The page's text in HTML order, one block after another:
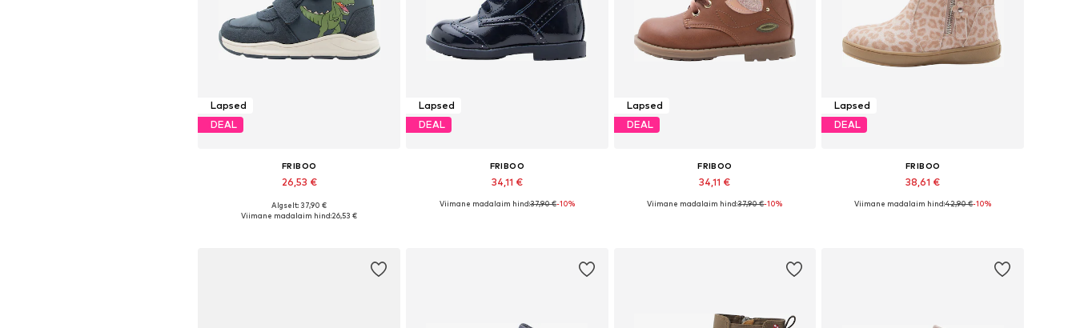
Lapsed
DEAL
FRIBOO
26,53 €
Saadaval erinevates suurustes
Algselt: 37,90 €
Viimane madalaim hind:26,53 €
Lapsed
DEAL
FRIBOO
34,11 €
Saadaval erinevates suurustes
Viimane madalaim hind:37,90 €-10%
Lapsed
DEAL
FRIBOO
34,11 €
Saadaval erinevates suurustes
Viimane madalaim hind:37,90 €-10%
Lapsed
DEAL
FRIBOO
38,61 €
Saadaval erinevates suurustes
Viimane madalaim hind:42,90 €-10%